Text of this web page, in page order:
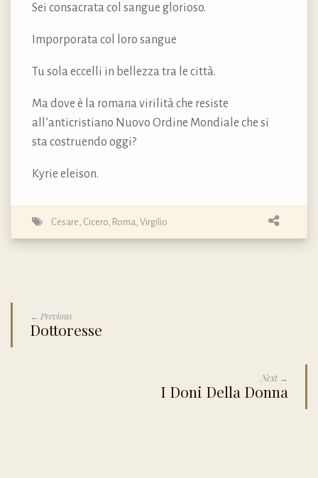
Sei consacrata col sangue glorioso.
Imporporata col loro sangue
Tu sola eccelli in bellezza tra le città.
Ma dove è la romana virilità che resiste
all’anticristiano Nuovo Ordine Mondiale che si
sta costruendo oggi?
Kyrie eleison.
Cesare Cicero Roma Virgilio
← Previous
Dottoresse
Next →
I Doni Della Donna